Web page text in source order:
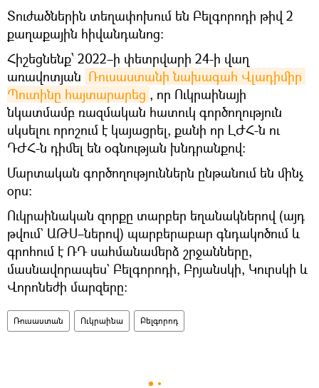
Տուժածներին տեղափոխում են Բելգորոդի թիվ 2
քաղաքային հիվանդանոց։
Հիշեցնենք՝ 2022–ի փետրվարի 24-ի վաղ
առավոտյան Ռուսաստանի նախագահ Վլադիմիր
Պուտինը հայտարարեց , որ Ուկրաինայի
նկատմամբ ռազմական հատուկ գործողություն
սկսելու որոշում է կայացրել, քանի որ ԼԺՀ-ն ու
ԴԺՀ-ն դիմել են օգնության խնդրանքով։
Մարտական գործողություններն ընթանում են մինչ
օրս։
Ուկրաինական զորքը տարբեր եղանակներով (այդ
թվում` ԱԹՍ–ներով) պարբերաբար գնդակոծում և
գրոհում է ՌԴ սահմանամերձ շրջանները,
մասնավորապես` Բելգորոդի, Բրյանսկի, Կուրսկի և
Վորոնեժի մարզերը։
Ռուսաստան Ուկրաինա Բելգորոդ